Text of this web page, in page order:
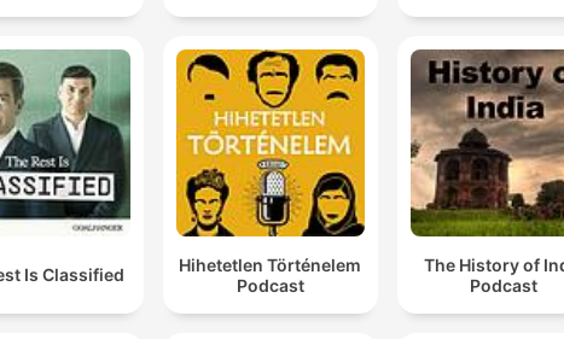
Is Classified
Hihetetlen Történelem
Podcast
The History of
Podcast